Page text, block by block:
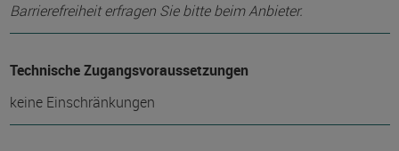
Barrierefreiheit erfragen Sie bitte beim Anbieter.
Technische Zugangsvoraussetzungen
keine Einschränkungen